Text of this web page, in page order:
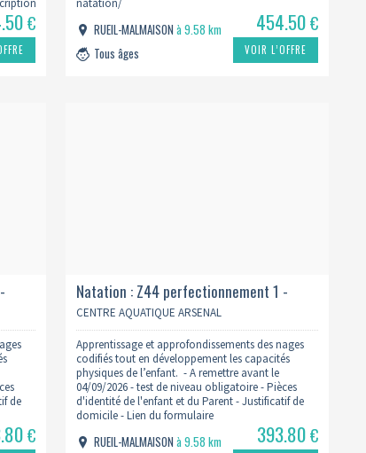
€
natation/
RUEIL-MALMAISONà 9.58 km
Tous âges
454.50€
VOIR L’OFFRE
de
€
Natation : Z44 perfectionnement 1 -
mercredi 10h 2026/2027
CENTRE AQUATIQUE ARSENAL
Apprentissage et approfondissements des nages
codifiés tout en développement les capacités
physiques de l’enfant. - A remettre avant le
04/09/2026 - test de niveau obligatoire - Pièces
d'identité de l'enfant et du Parent - Justificatif de
domicile - Lien du formulaire
: https://www.centreaquatiquearsenal.fr/inscription-
natation/
RUEIL-MALMAISONà 9.58 km
393.80€